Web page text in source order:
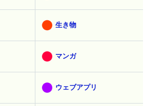
生き物
マンガ
ウェブアプリ